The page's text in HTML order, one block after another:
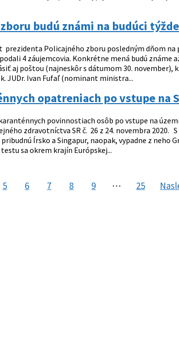
budú známi na budúci
prezidenta Policajného zboru posledným dňom na
4 záujemcovia. Konkrétne mená budú známe
aj poštou (najneskôr s dátumom 30. november),
JUDr. Ivan Fufaľ (nominant ministra...
opatreniach po vstupe na
povinnostiach osôb po vstupe na
zdravotníctva SR č. 26 z 24. novembra 2020.
Írsko a Singapur, naopak, vypadne z neho
sa okrem krajín Európskej...
5 6 7 8 9 ⋯ 25